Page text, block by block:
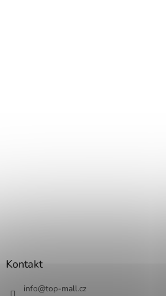
Kontakt
info@top-mall.cz